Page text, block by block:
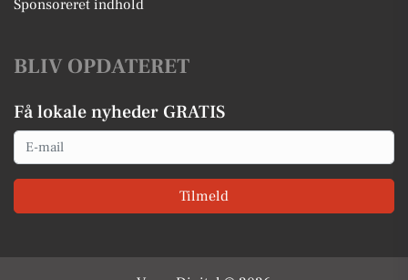
Sponsoreret indhold
BLIV OPDATERET
Få lokale nyheder GRATIS
Email
Tilmeld